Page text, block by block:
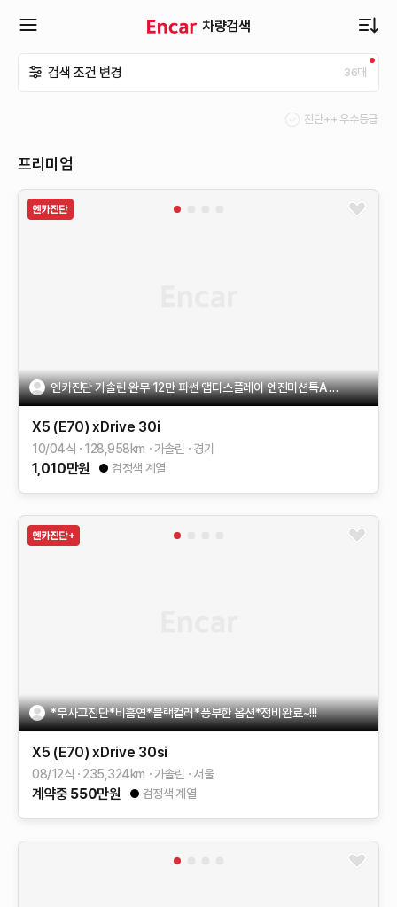
차량검색
뉴
검색 조건 변경 36대
진단++ 우수등급
프리미엄
엔카진단 가솔린 완무 12만 파썬 앱디스플레이 엔진미션특A 금연
X5 (E70) xDrive 30i
10/04식 128,958km 가솔린 경기
1,010만원 검정색 계열
*무사고진단*비흡연*블랙컬러*풍부한 옵션*정비완료~!!!
X5 (E70) xDrive 30si
08/12식 235,324km 가솔린 서울
계약중 550만원 검정색 계열